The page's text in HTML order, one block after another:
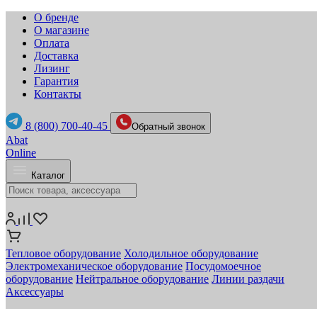
О бренде
О магазине
Оплата
Доставка
Лизинг
Гарантия
Контакты
8 (800) 700-40-45 Обратный звонок
Abat
Online
Каталог
Тепловое оборудование Холодильное оборудование
Электромеханическое оборудование Посудомоечное
оборудование Нейтральное оборудование Линии раздачи
Аксессуары